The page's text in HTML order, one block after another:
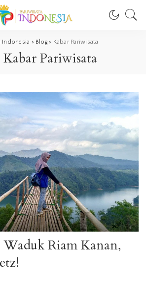
Indonesia > Blog> Kabar Pariwisata
Kabar Pariwisata
Waduk Riam Kanan,